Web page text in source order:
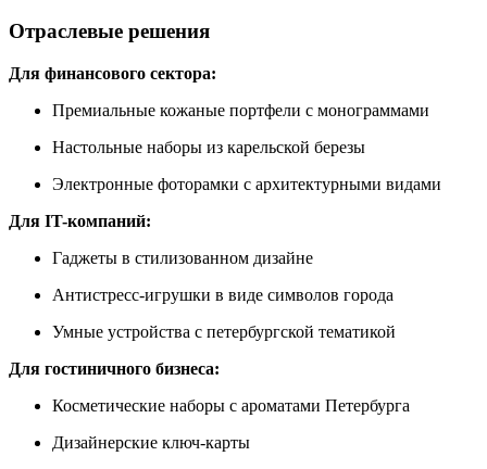
Отраслевые решения
Для финансового сектора:
Премиальные кожаные портфели с монограммами
Настольные наборы из карельской березы
Электронные фоторамки с архитектурными видами
Для IT-компаний:
Гаджеты в стилизованном дизайне
Антистресс-игрушки в виде символов города
Умные устройства с петербургской тематикой
Для гостиничного бизнеса:
Косметические наборы с ароматами Петербурга
Дизайнерские ключ-карты